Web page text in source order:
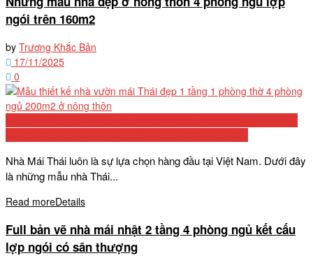
ngói trên 160m2
by Trương Khắc Bản
17/11/2025
0
Nhà Mái Thái luôn là sự lựa chọn hàng đầu tại Việt Nam. Dưới đây
là những mẫu nhà Thái...
Read moreDetails
Full bản vẽ nhà mái nhật 2 tầng 4 phòng ngủ kết cấu
lợp ngói có sân thượng